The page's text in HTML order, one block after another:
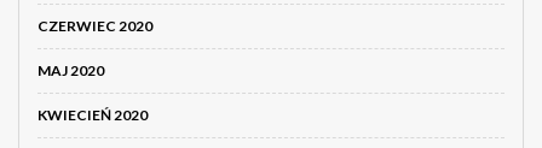
CZERWIEC 2020
MAJ 2020
KWIECIEŃ 2020